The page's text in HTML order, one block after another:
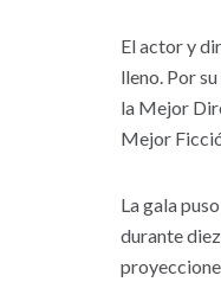
El actor y
lleno. Por
la Mejor
Mejor
La gala
durante